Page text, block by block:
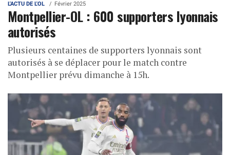
L'ACTU DE L'OL Février 2025
Montpellier-OL : 600 supporters lyonnais
autorisés
Plusieurs centaines de supporters lyonnais sont
autorisés à se déplacer pour le match contre
Montpellier prévu dimanche à 15h.